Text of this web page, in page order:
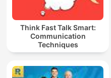
Think Fast Talk Smart:
Communication
Techniques